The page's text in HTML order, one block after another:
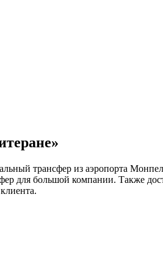
трансфер из аэропорта
для большой компании. Также